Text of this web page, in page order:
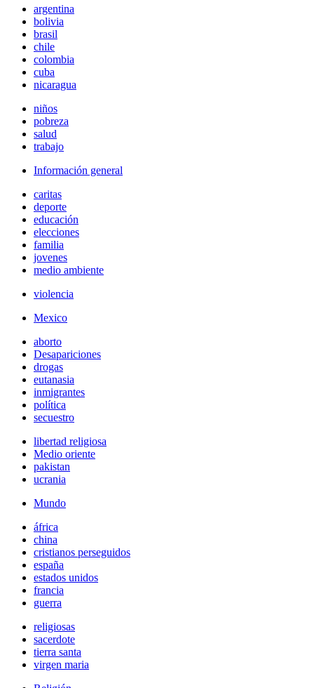
argentina
bolivia
brasil
chile
colombia
cuba
nicaragua
niños
pobreza
salud
trabajo
Información general
caritas
deporte
educación
elecciones
familia
jovenes
medio ambiente
violencia
Mexico
aborto
Desapariciones
drogas
eutanasia
inmigrantes
política
secuestro
libertad religiosa
Medio oriente
pakistan
ucrania
Mundo
áfrica
china
cristianos perseguidos
españa
estados unidos
francia
guerra
religiosas
sacerdote
tierra santa
virgen maria